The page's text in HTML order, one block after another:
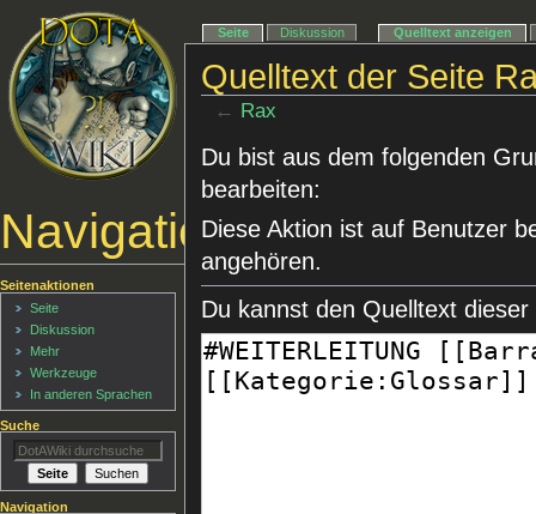
Quelltext der Seite
← Rax
Du bist aus dem folgenden
bearbeiten:
Diese Aktion ist auf Benutzer
angehören.
Du kannst den Quelltext
Navigationsmenü
Seite Diskussion Quelltext anzeigen
Seitenaktionen
Seite
Diskussion
Mehr
Werkzeuge
In anderen Sprachen
Suche
Navigation